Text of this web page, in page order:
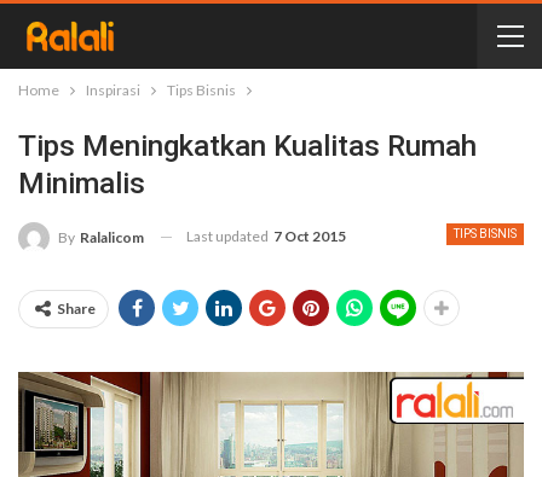
Home Inspirasi Tips Bisnis
Tips Meningkatkan Kualitas Rumah
Minimalis
TIPS BISNIS
By Ralalicom Last updated 7 Oct 2015
Share